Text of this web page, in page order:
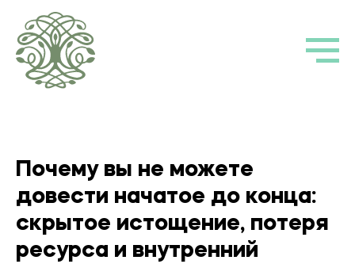
Почему вы не можете
довести начатое до конца:
скрытое истощение, потеря
ресурса и внутренний